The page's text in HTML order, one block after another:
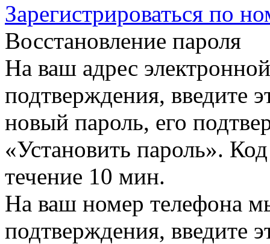
Зарегистрироваться по
Восстановление пароля
На ваш адрес
подтверждения, введите
новый пароль, его
«Установить пароль».
течение 10 мин.
На ваш номер телефона
подтверждения, введите